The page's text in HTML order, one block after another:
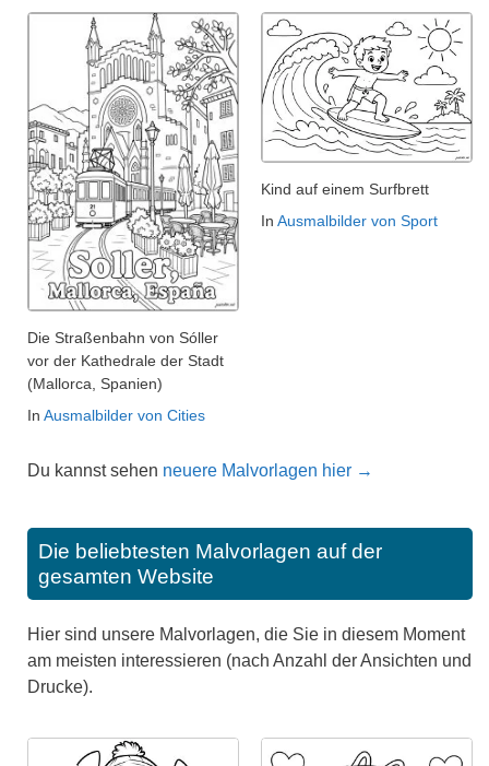
Die Straßenbahn von Sóller
vor der Kathedrale der Stadt
(Mallorca, Spanien)
In Ausmalbilder von Cities
Kind auf einem Surfbrett
In Ausmalbilder von Sport
Du kannst sehen neuere Malvorlagen hier →
Die beliebtesten Malvorlagen auf der
gesamten Website
Hier sind unsere Malvorlagen, die Sie in diesem Moment
am meisten interessieren (nach Anzahl der Ansichten und
Drucke).